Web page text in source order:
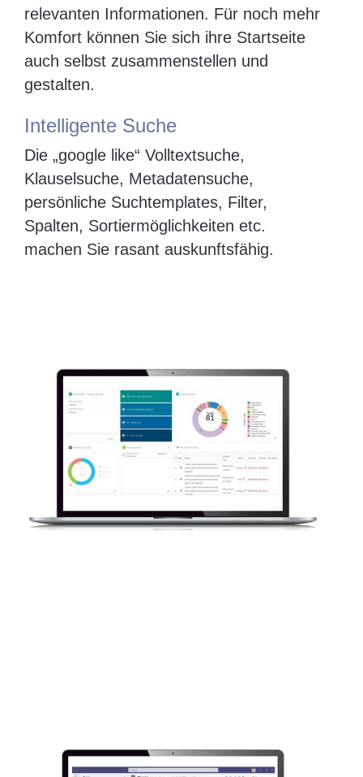
relevanten Informationen. Für noch mehr
Komfort können Sie sich ihre Startseite
auch selbst zusammenstellen und
gestalten.
Intelligente Suche
Die „google like“ Volltextsuche,
Klauselsuche, Metadatensuche,
persönliche Suchtemplates, Filter,
Spalten, Sortiermöglichkeiten etc.
machen Sie rasant auskunftsfähig.